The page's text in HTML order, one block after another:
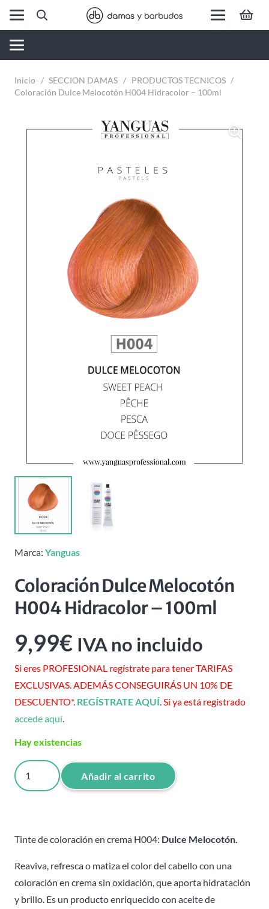
Inicio / SECCION DAMAS / PRODUCTOS TECNICOS /
Coloración Dulce Melocotón H004 Hidracolor – 100ml
Marca: Yanguas
Coloración Dulce Melocotón
H004 Hidracolor – 100ml
9,99€ IVA no incluido
Si eres PROFESIONAL regístrate para tener TARIFAS
EXCLUSIVAS. ADEMÁS CONSEGUIRÁS UN 10% DE
DESCUENTO*. REGÍSTRATE AQUÍ. Si ya está registrado
accede aquí.
Hay existencias
Coloración
Dulce
Hidracolor
100ml
cantidad
Añadir al carrito
Tinte de coloración en crema H004: Dulce Melocotón.
Reaviva, refresca o matiza el color del cabello con una
coloración en crema sin oxidación, que aporta hidratación
y brillo. Es un producto enriquecido con aceite de